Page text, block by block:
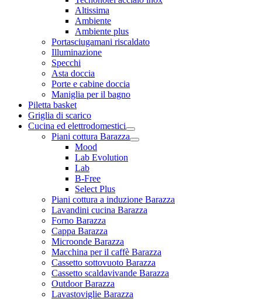
Altissima
Ambiente
Ambiente plus
Portasciugamani riscaldato
Illuminazione
Specchi
Asta doccia
Porte e cabine doccia
Maniglia per il bagno
Piletta basket
Griglia di scarico
Cucina ed elettrodomestici
Piani cottura Barazza
Mood
Lab Evolution
Lab
B-Free
Select Plus
Piani cottura a induzione Barazza
Lavandini cucina Barazza
Forno Barazza
Cappa Barazza
Microonde Barazza
Macchina per il caffè Barazza
Cassetto sottovuoto Barazza
Cassetto scaldavivande Barazza
Outdoor Barazza
Lavastoviglie Barazza